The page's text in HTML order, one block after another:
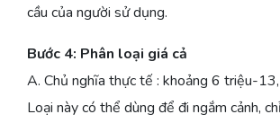
cầu của người sử dụng.
Bước 4: Phân loại giá cả
A. Chủ nghĩa thực tế : khoảng 6 triệu-
Loại này có thể dùng để đi ngắm cảnh,